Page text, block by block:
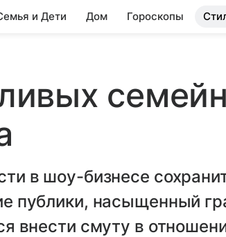
и Дети Дом Гороскопы
в шоу-бизнесе
публики, насыщенный
внести смуту в